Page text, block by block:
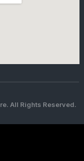
All Rights Reserved.